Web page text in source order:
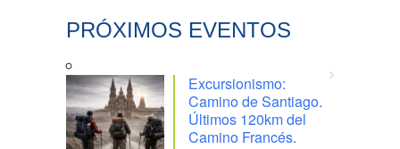
PRÓXIMOS EVENTOS
Excursionismo:
Camino de Santiago.
Últimos 120km del
Camino Francés.